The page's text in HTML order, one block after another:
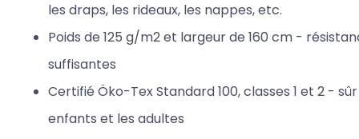
les draps, les rideaux, les nappes, etc.
Poids de 125 g/m2 et largeur de 160 cm -
suffisantes
Certifié Öko-Tex Standard 100, classes 1 et 2 -
enfants et les adultes